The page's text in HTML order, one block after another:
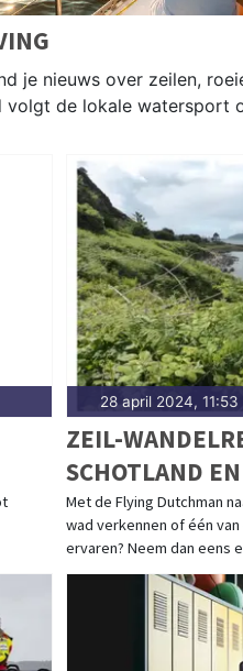
je nieuws over zeilen,
volgt de lokale watersport
28 april 2024, 11:53
ZEIL-
SCHOTLAND
ZEILREIZEN
Met de Flying Dutchman
wad verkennen of één
ervaren? Neem dan eens